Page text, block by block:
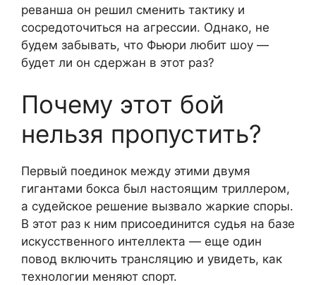
реванша он решил сменить тактику и
сосредоточиться на агрессии. Однако, не
будем забывать, что Фьюри любит шоу —
будет ли он сдержан в этот раз?
Почему этот бой
нельзя пропустить?
Первый поединок между этими двумя
гигантами бокса был настоящим триллером,
а судейское решение вызвало жаркие споры.
В этот раз к ним присоединится судья на базе
искусственного интеллекта — еще один
повод включить трансляцию и увидеть, как
технологии меняют спорт.